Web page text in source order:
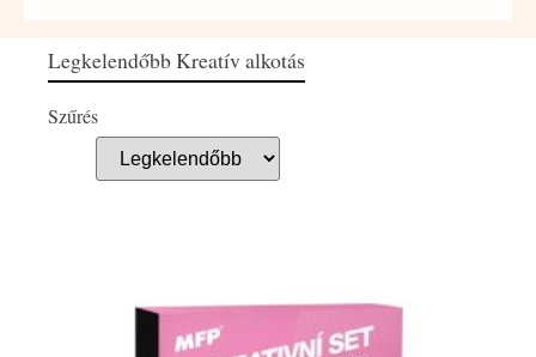
Legkelendőbb Kreatív alkotás
Szűrés